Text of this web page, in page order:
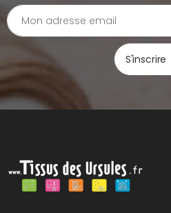
S'inscrire